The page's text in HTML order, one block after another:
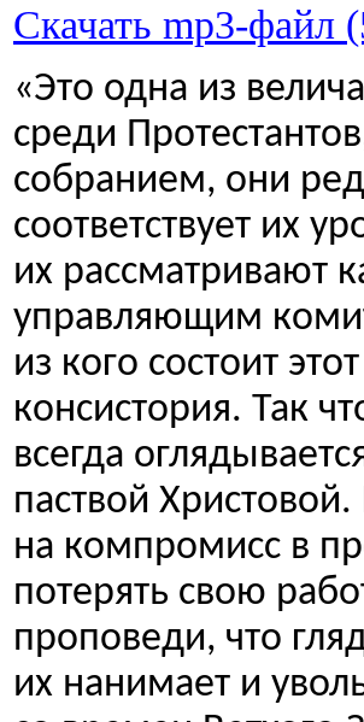
Скачать mp3-файл
«Это одна из
среди
собранием, они
соответствует их
их рассматривают
управляющим
из кого состоит
консистория. Так
всегда
паствой
на компромисс в
потерять свою
проповеди, что
их нанимает и